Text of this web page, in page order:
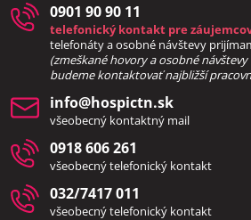
0901 90 90 11
telefonický kontakt pre
telefonáty a osobné návštevy
(zmeškané hovory a osobné
budeme kontaktovať najbližší
info​@hospictn​.sk
všeobecný kontaktný mail
0918 606 261
všeobecný telefonický kontakt
032/7417 011
všeobecný telefonický kontakt